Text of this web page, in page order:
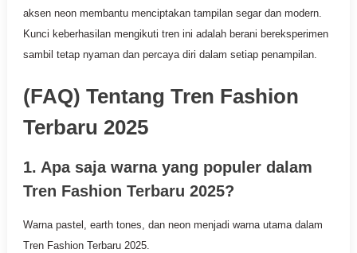
aksen neon membantu menciptakan tampilan segar dan modern.
Kunci keberhasilan mengikuti tren ini adalah berani bereksperimen
sambil tetap nyaman dan percaya diri dalam setiap penampilan.
(FAQ) Tentang Tren Fashion
Terbaru 2025
1. Apa saja warna yang populer dalam
Tren Fashion Terbaru 2025?
Warna pastel, earth tones, dan neon menjadi warna utama dalam
Tren Fashion Terbaru 2025.